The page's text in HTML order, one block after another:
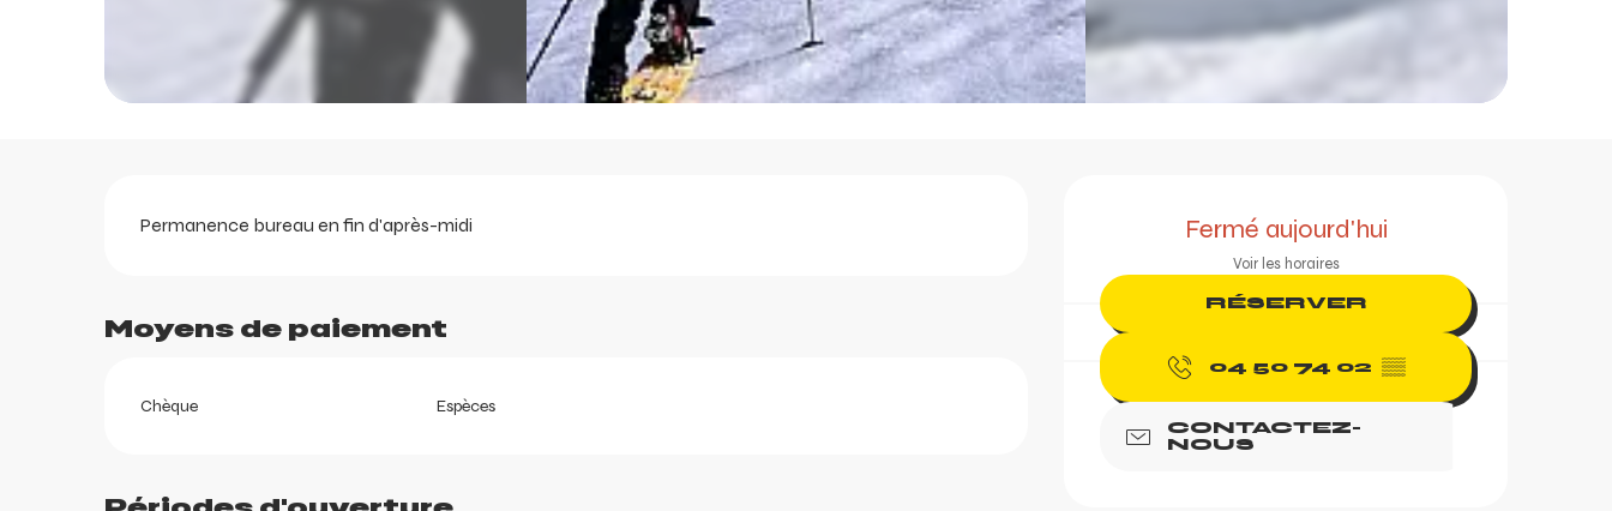
Fermé aujourd'hui
Voir les horaires
RÉSERVER
04 50 74 02 ▒▒
CONTACTEZ-
NOUS
Permanence bureau en fin d'après-midi
Moyens de paiement
Chèque Espèces